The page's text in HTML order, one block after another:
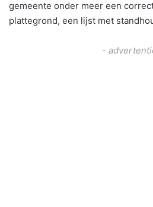
gemeente onder meer een
plattegrond, een lijst met
-